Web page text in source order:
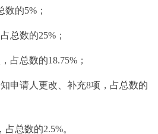
的5%；
数的25%；
总数的18.75%；
请人更改、补充8项，占总数的
总数的2.5%。